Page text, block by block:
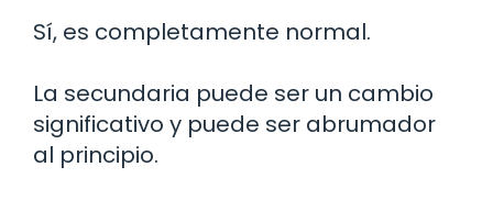
Sí, es completamente normal.
La secundaria puede ser un cambio
significativo y puede ser abrumador
al principio.